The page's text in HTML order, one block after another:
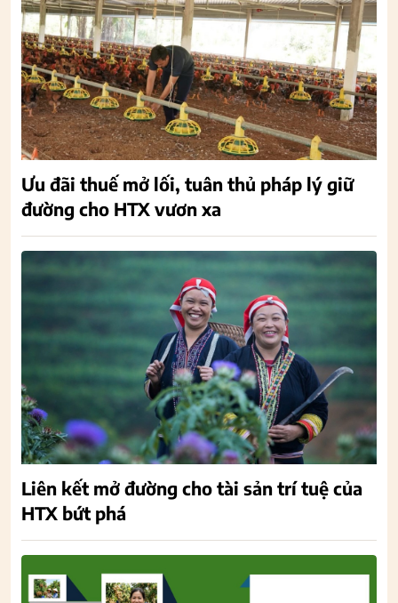
Ưu đãi thuế mở lối, tuân thủ pháp lý giữ
đường cho HTX vươn xa
Liên kết mở đường cho tài sản trí tuệ của
HTX bứt phá